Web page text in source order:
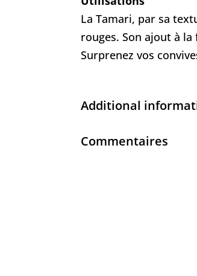
La Tamari, par sa
rouges. Son ajout à
Surprenez vos
Additional
Commentaires